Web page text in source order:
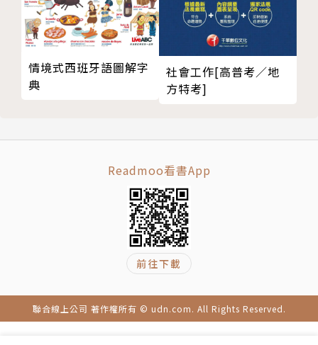
Here’s a copy of our product spec sheet.
．行銷定位要學的：
青少年占我們很大比率的客源。
Teenagers form a large percentage of our custo
我們百分之百支持你。
We are behind you 100 percent.
．帶老外遊台灣時可以介紹：
小籠包是這家餐廳的招牌菜。
The steamed pork dumplings are this restauran
這些實用的對話及例句都可以再次強化讀者的會話能
情境式西班牙語圖解字
典
社會工作[高普考／地
方特考]
Readmoo看書App
前往下載
聯合線上公司 著作權所有 © udn.com. All Rights Reserved.